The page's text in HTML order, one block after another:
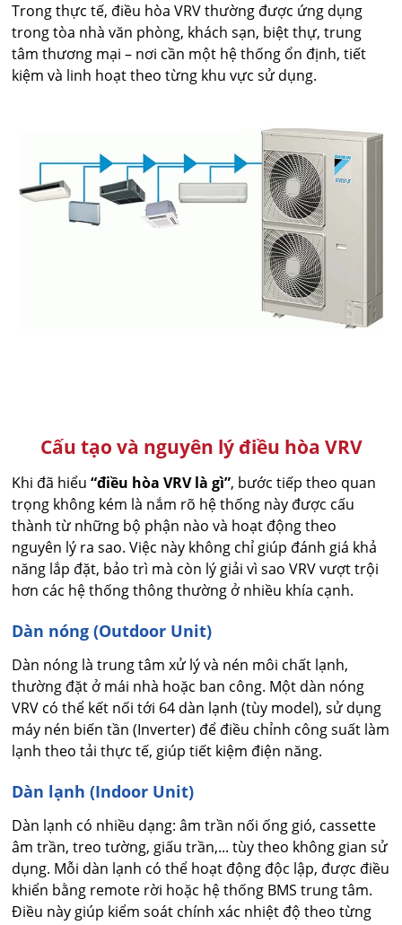
Trong thực tế, điều hòa VRV thường được ứng dụng
trong tòa nhà văn phòng, khách sạn, biệt thự, trung
tâm thương mại – nơi cần một hệ thống ổn định, tiết
kiệm và linh hoạt theo từng khu vực sử dụng.
Cấu tạo và nguyên lý điều hòa VRV
Khi đã hiểu“điều hòa VRV là gì”, bước tiếp theo quan
trọng không kém là nắm rõ hệ thống này được cấu
thành từ những bộ phận nào và hoạt động theo
nguyên lý ra sao. Việc này không chỉ giúp đánh giá khả
năng lắp đặt, bảo trì mà còn lý giải vì sao VRV vượt trội
hơn các hệ thống thông thường ở nhiều khía cạnh.
Dàn nóng (Outdoor Unit)
Dàn nóng là trung tâm xử lý và nén môi chất lạnh,
thường đặt ở mái nhà hoặc ban công. Một dàn nóng
VRV có thể kết nối tới 64 dàn lạnh (tùy model), sử dụng
máy nén biến tần (Inverter) để điều chỉnh công suất làm
lạnh theo tải thực tế, giúp tiết kiệm điện năng.
Dàn lạnh (Indoor Unit)
Dàn lạnh có nhiều dạng: âm trần nối ống gió, cassette
âm trần, treo tường, giấu trần,... tùy theo không gian sử
dụng. Mỗi dàn lạnh có thể hoạt động độc lập, được điều
khiển bằng remote rời hoặc hệ thống BMS trung tâm.
Điều này giúp kiểm soát chính xác nhiệt độ theo từng